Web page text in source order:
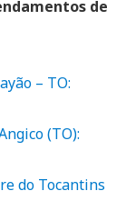
de
– TO:
(TO):
do Tocantins